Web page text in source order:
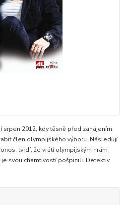
srpen 2012, kdy těsně před zahájením
člen olympijského výboru. Následují
tvrdí, že vrátí olympijským hrám
je svou chamtivostí pošpinili. Detektiv